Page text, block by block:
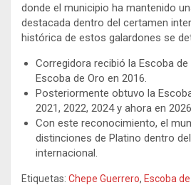
donde el municipio ha mantenido
destacada dentro del certamen
histórica de estos galardones se
Corregidora recibió la Escoba de
Escoba de Oro en 2016.
Posteriormente obtuvo la
2021, 2022, 2024 y ahora en
Con este reconocimiento, el
distinciones de Platino dentro
internacional.
Etiquetas: Chepe Guerrero, Escoba